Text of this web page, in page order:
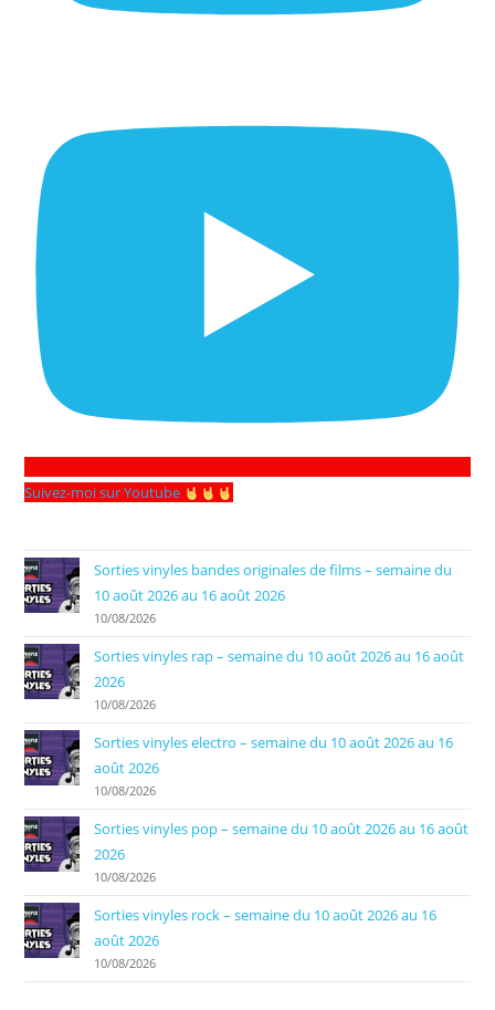
Suivez-moi sur Youtube
Sorties vinyles bandes originales de films – semaine du
10 août 2026 au 16 août 2026
10/08/2026
Sorties vinyles rap – semaine du 10 août 2026 au 16 août
2026
10/08/2026
Sorties vinyles electro – semaine du 10 août 2026 au 16
août 2026
10/08/2026
Sorties vinyles pop – semaine du 10 août 2026 au 16 août
2026
10/08/2026
Sorties vinyles rock – semaine du 10 août 2026 au 16
août 2026
10/08/2026